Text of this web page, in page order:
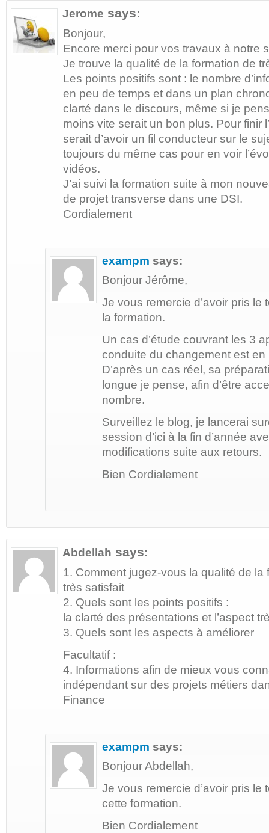
Jerome says:
Bonjour,
Encore merci pour vos travaux à notre
Je trouve la qualité de la formation de
Les points positifs sont : le nombre
en peu de temps et dans un plan
clarté dans le discours, même si je
moins vite serait un bon plus. Pour finir
serait d’avoir un fil conducteur sur le
toujours du même cas pour en voir
vidéos.
J’ai suivi la formation suite à mon
de projet transverse dans une DSI.
Cordialement
exampm says:
Bonjour Jérôme,
Je vous remercie d’avoir pris le
la formation.
Un cas d’étude couvrant les 3
conduite du changement est en
D’après un cas réel, sa
longue je pense, afin d’être
nombre.
Surveillez le blog, je lancerai
session d’ici à la fin d’année
modifications suite aux retours.
Bien Cordialement
Abdellah says:
1. Comment jugez-vous la qualité de la
très satisfait
2. Quels sont les points positifs :
la clarté des présentations et l’aspect
3. Quels sont les aspects à améliorer
Facultatif :
4. Informations afin de mieux vous
indépendant sur des projets métiers
Finance
exampm says:
Bonjour Abdellah,
Je vous remercie d’avoir pris le
cette formation.
Bien Cordialement